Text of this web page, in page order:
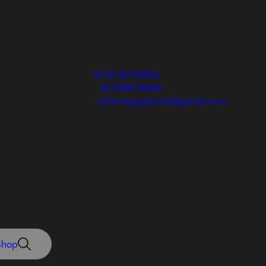
0179-9479655
01799479655
ichbringeglueck@gmail.com